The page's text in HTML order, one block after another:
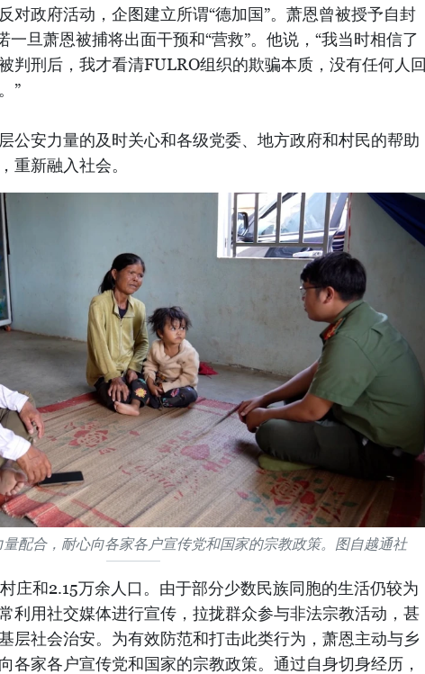
对政府活动，企图建立所谓“德加国”。萧恩曾被授予自封
一旦萧恩被捕将出面干预和“营救”。他说，“我当时相信了
判刑后，我才看清FULRO组织的欺骗本质，没有任何人回
”
公安力量的及时关心和各级党委、地方政府和村民的帮助
重新融入社会。
配合，耐心向各家各户宣传党和国家的宗教政策。图自越通社
庄和2.15万余人口。由于部分少数民族同胞的生活仍较为
利用社交媒体进行宣传，拉拢群众参与非法宗教活动，甚
层社会治安。为有效防范和打击此类行为，萧恩主动与乡
各家各户宣传党和国家的宗教政策。通过自身切身经历，